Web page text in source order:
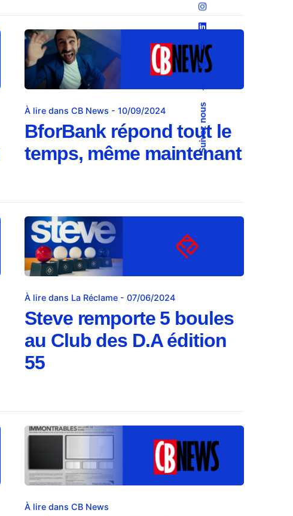
Suivez nous
À lire dans CB News - 10/09/2024
BforBank répond tout le
temps, même maintenant
À lire dans La Réclame - 07/06/2024
Steve remporte 5 boules
au Club des D.A édition
55
À lire dans CB News